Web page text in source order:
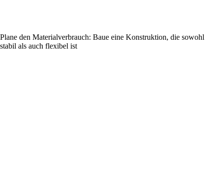
Plane den Materialverbrauch: Baue eine Konstruktion, die sowohl
stabil als auch flexibel ist